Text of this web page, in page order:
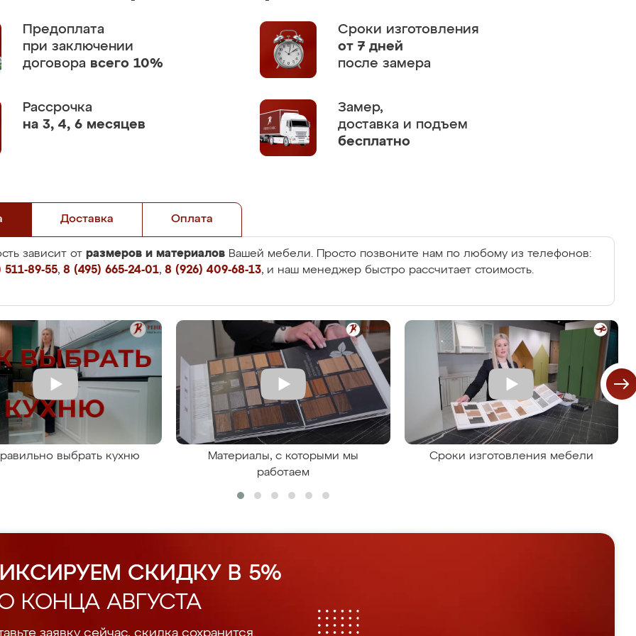
Предоплата
при заключении
договора всего 10%
Сроки изготовления
от 7 дней
после замера
Рассрочка
на 3, 4, 6 месяцев
Замер,
доставка и подъем
бесплатно
Доставка Оплата
зависит от размеров и материалов Вашей мебели. Просто позвоните нам по любому из телефонов:
89-55, 8 (495) 665-24-01, 8 (926) 409-68-13, и наш менеджер быстро рассчитает стоимость.
выбрать кухню
Материалы, с которыми мы
работаем
Сроки изготовления мебели
СКИДКУ В 5%
КОНЦА АВГУСТА
заявку сейчас, скидка сохранится.